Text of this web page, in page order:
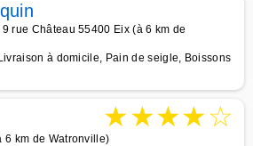
rue Château 55400 Eix (à 6 km de
à domicile, Pain de seigle, Boissons
★★★★☆
6 km de Watronville)